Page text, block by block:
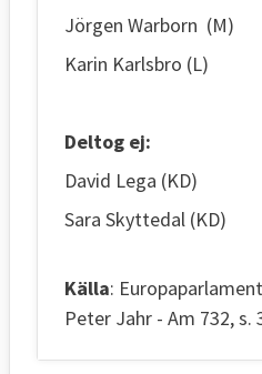
Jörgen Warborn (M)
Karin Karlsbro (L)
Deltog ej:
David Lega (KD)
Sara Skyttedal (KD)
Källa:
Peter Jahr - Am 732, s.